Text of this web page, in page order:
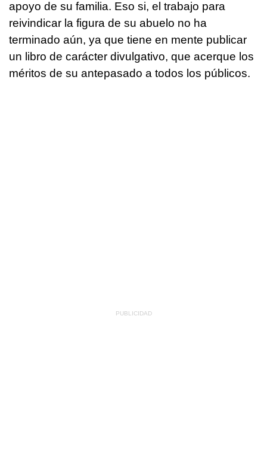
apoyo de su familia. Eso si, el trabajo para
reivindicar la figura de su abuelo no ha
terminado aún, ya que tiene en mente publicar
un libro de carácter divulgativo, que acerque los
méritos de su antepasado a todos los públicos.